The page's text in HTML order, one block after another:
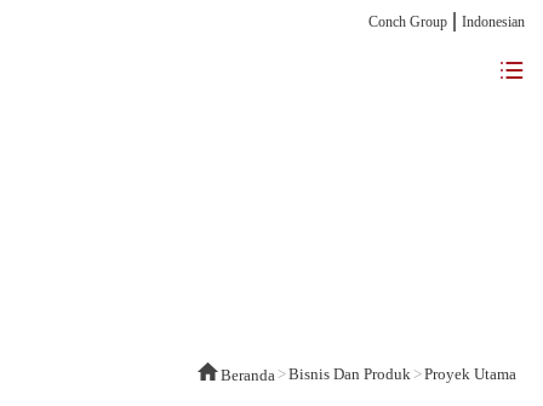
Conch Group Indonesian
Beranda >Bisnis Dan Produk >Proyek Utama